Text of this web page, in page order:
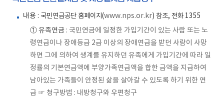
내용 : 국민연금공단 홈페이지(www.nps.or.kr) 참조, 전화 1355
① 유족연금: 국민연금에 일정한 가입기간이 있는 사람 또는 노
령연금이나 장애등급 2급 이상의 장애연금을 받던 사람이 사망
하면 그에 의하여 생계를 유지하던 유족에게 가입기간에 따라 일
정률의 기본연금액에 부양가족연금액을 합한 금액을 지급하여
남아있는 가족들이 안정된 삶을 살아갈 수 있도록 하기 위한 연
금 ☞ 청구방법 : 내방청구와 우편청구